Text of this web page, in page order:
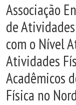
Associação
de
com o Nível
Atividades
Acadêmicos
Física no